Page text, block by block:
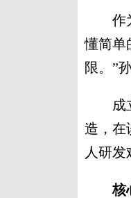
作为
懂简单
限。”
成立
造，在
人研
核